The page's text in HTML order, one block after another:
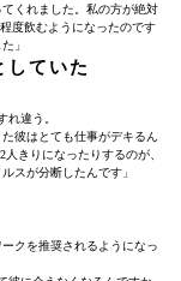
くれました。私の方が絶対
度飲むようになったのです
」
していた
れ違う。
彼はとても仕事がデキるん
きりになったりするのが、
スが分断したんです」
クを推奨されるようになっ